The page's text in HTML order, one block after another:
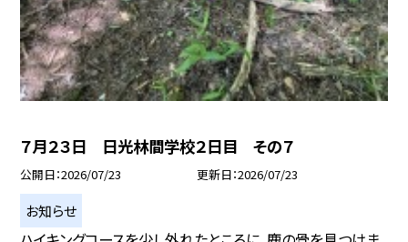
７月２３日 日光林間学校２日目 その７
公開日 2026/07/23 更新日 2026/07/23
お知らせ